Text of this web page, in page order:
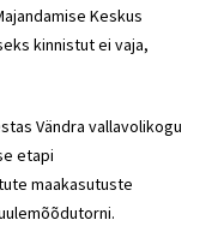
Keskus
kinnistut ei vaja,
Vändra vallavolikogu
etapi
maakasutuste